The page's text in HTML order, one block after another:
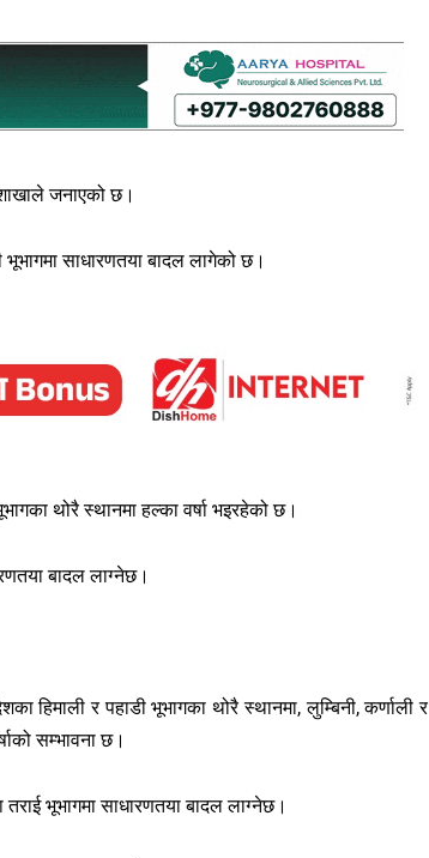
जनाएको छ।
साधारणतया बादल लागेको छ।
थोरै स्थानमा हल्का वर्षा भइरहेको छ।
बादल लाग्नेछ।
हिमाली र पहाडी भूभागका थोरै स्थानमा, लुम्बिनी, कर्णाली र
सम्भावना छ।
भूभागमा साधारणतया बादल लाग्नेछ।